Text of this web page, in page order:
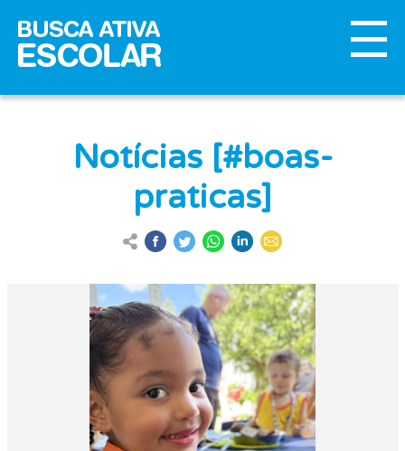
Notícias [#boas-
praticas]